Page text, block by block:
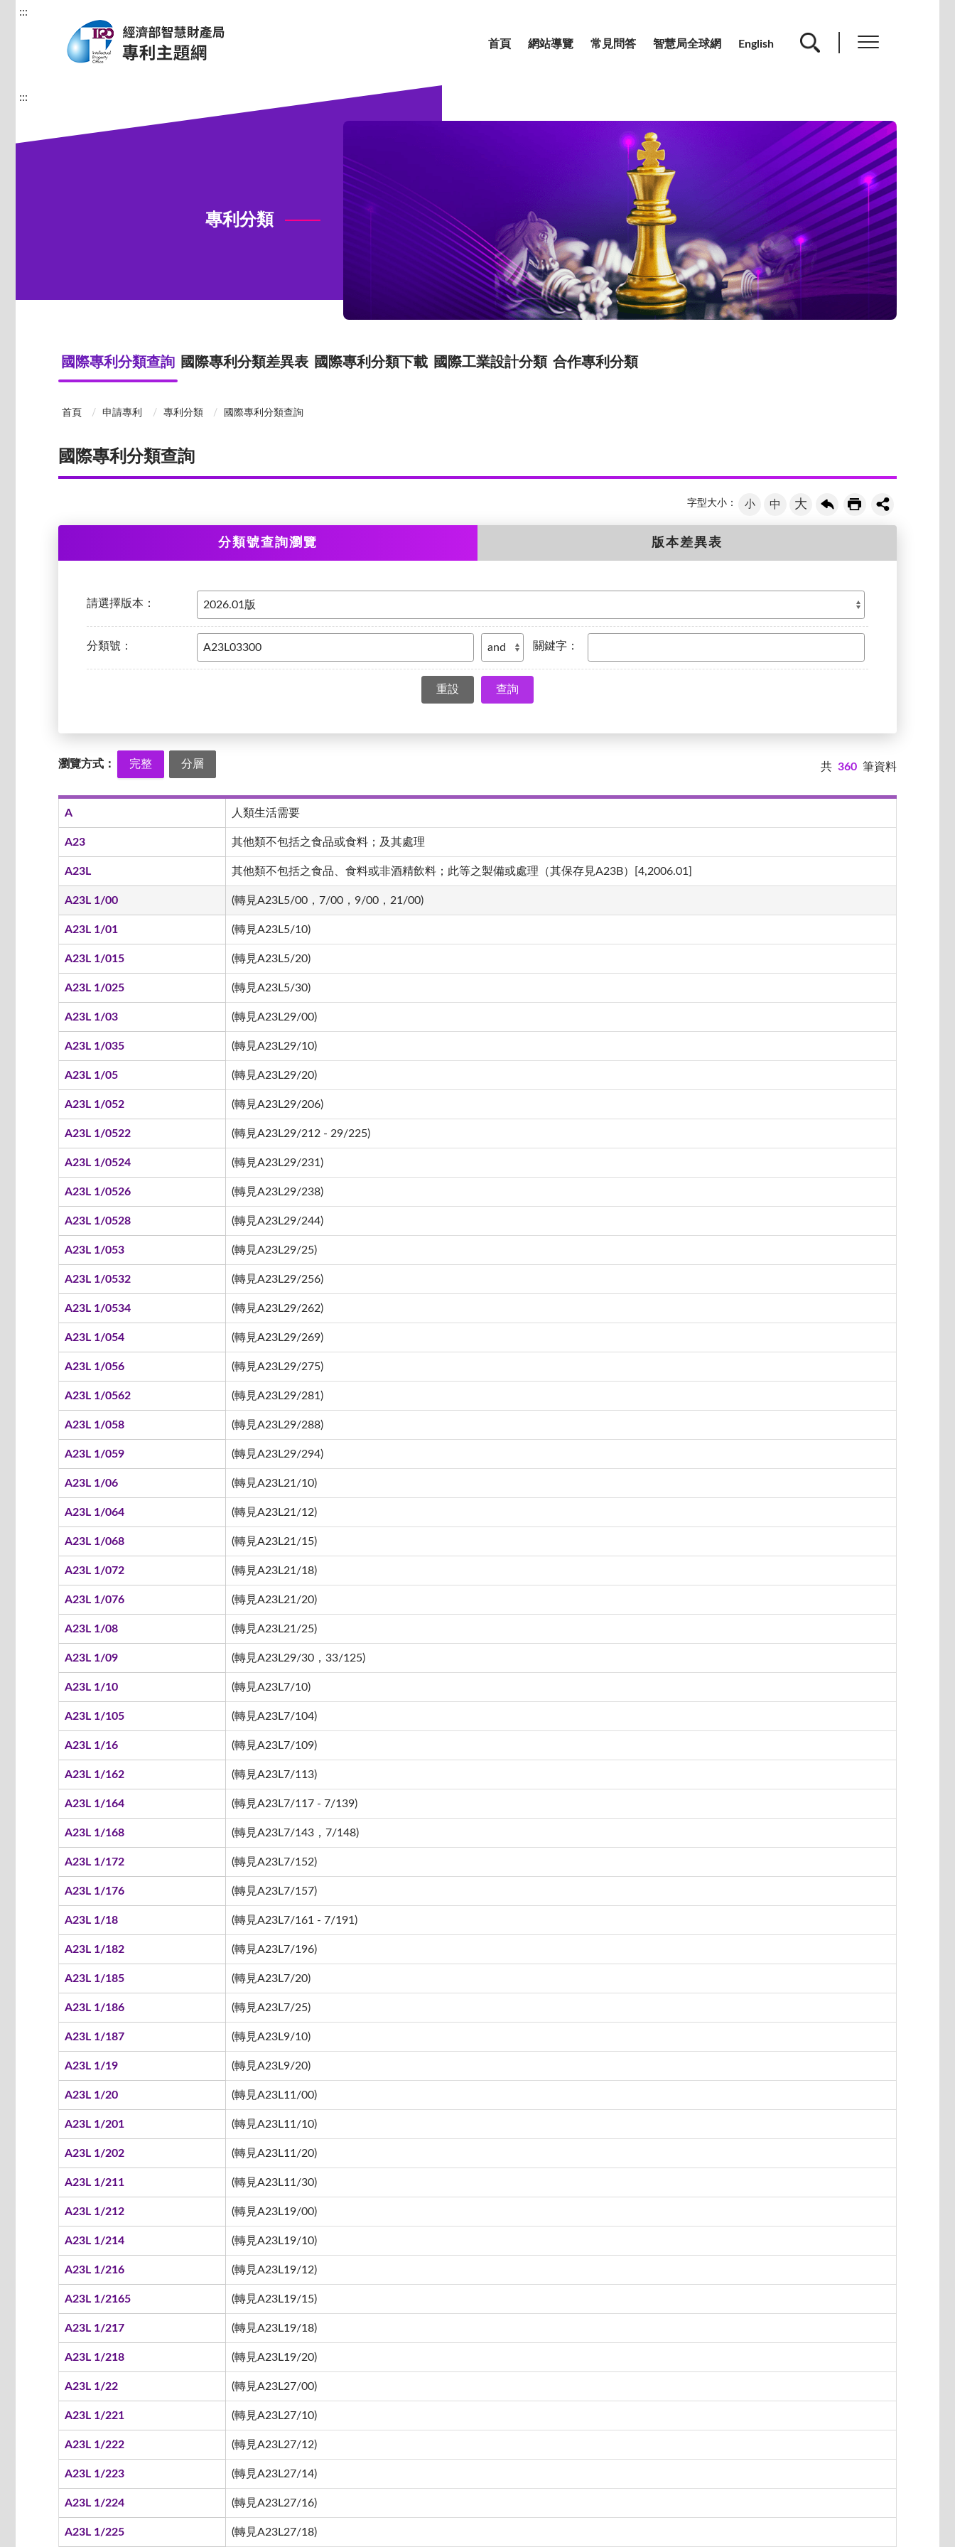
:::
首頁 網站導覽 常見問答 智慧局全球網 English
:::
專利分類
國際專利分類查詢 國際專利分類差異表 國際專利分類下載 國際工業設計分類 合作專利分類
首頁 申請專利 專利分類 國際專利分類查詢
國際專利分類查詢
字型大小： 小 中 大
分類號查詢瀏覽 版本差異表
請選擇版本：
分類號： 關鍵字：
查詢
瀏覽方式： 完整 分層 共 360 筆資料
A 人類生活需要
A23 其他類不包括之食品或食料；及其處理
A23L 其他類不包括之食品、食料或非酒精飲料；此等之製備或處理（其保存見A23B）[4,2006.01]
A23L 1/00 (轉見A23L5/00，7/00，9/00，21/00)
A23L 1/01 (轉見A23L5/10)
A23L 1/015 (轉見A23L5/20)
A23L 1/025 (轉見A23L5/30)
A23L 1/03 (轉見A23L29/00)
A23L 1/035 (轉見A23L29/10)
A23L 1/05 (轉見A23L29/20)
A23L 1/052 (轉見A23L29/206)
A23L 1/0522 (轉見A23L29/212 - 29/225)
A23L 1/0524 (轉見A23L29/231)
A23L 1/0526 (轉見A23L29/238)
A23L 1/0528 (轉見A23L29/244)
A23L 1/053 (轉見A23L29/25)
A23L 1/0532 (轉見A23L29/256)
A23L 1/0534 (轉見A23L29/262)
A23L 1/054 (轉見A23L29/269)
A23L 1/056 (轉見A23L29/275)
A23L 1/0562 (轉見A23L29/281)
A23L 1/058 (轉見A23L29/288)
A23L 1/059 (轉見A23L29/294)
A23L 1/06 (轉見A23L21/10)
A23L 1/064 (轉見A23L21/12)
A23L 1/068 (轉見A23L21/15)
A23L 1/072 (轉見A23L21/18)
A23L 1/076 (轉見A23L21/20)
A23L 1/08 (轉見A23L21/25)
A23L 1/09 (轉見A23L29/30，33/125)
A23L 1/10 (轉見A23L7/10)
A23L 1/105 (轉見A23L7/104)
A23L 1/16 (轉見A23L7/109)
A23L 1/162 (轉見A23L7/113)
A23L 1/164 (轉見A23L7/117 - 7/139)
A23L 1/168 (轉見A23L7/143，7/148)
A23L 1/172 (轉見A23L7/152)
A23L 1/176 (轉見A23L7/157)
A23L 1/18 (轉見A23L7/161 - 7/191)
A23L 1/182 (轉見A23L7/196)
A23L 1/185 (轉見A23L7/20)
A23L 1/186 (轉見A23L7/25)
A23L 1/187 (轉見A23L9/10)
A23L 1/19 (轉見A23L9/20)
A23L 1/20 (轉見A23L11/00)
A23L 1/201 (轉見A23L11/10)
A23L 1/202 (轉見A23L11/20)
A23L 1/211 (轉見A23L11/30)
A23L 1/212 (轉見A23L19/00)
A23L 1/214 (轉見A23L19/10)
A23L 1/216 (轉見A23L19/12)
A23L 1/2165 (轉見A23L19/15)
A23L 1/217 (轉見A23L19/18)
A23L 1/218 (轉見A23L19/20)
A23L 1/22 (轉見A23L27/00)
A23L 1/221 (轉見A23L27/10)
A23L 1/222 (轉見A23L27/12)
A23L 1/223 (轉見A23L27/14)
A23L 1/224 (轉見A23L27/16)
A23L 1/225 (轉見A23L27/18)